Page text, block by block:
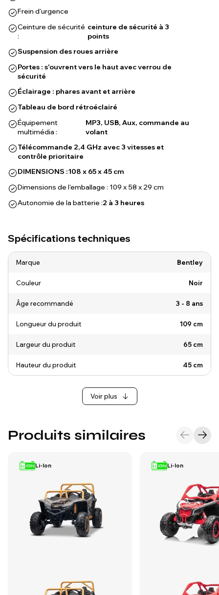
Frein d'urgence
Ceinture de sécurité
:
ceinture de sécurité à 3
points
Suspension des roues arrière
Portes : s'ouvrent vers le haut avec verrou de
sécurité
Éclairage : phares avant et arrière
Tableau de bord rétroéclairé
Équipement
multimédia :
MP3, USB, Aux, commande au
volant
Télécommande 2,4 GHz avec 3 vitesses et
contrôle prioritaire
DIMENSIONS :108 x 65 x 45 cm
Dimensions de l'emballage : 109 x 58 x 29 cm
Autonomie de la batterie :2 à 3 heures
Spécifications techniques
Marque Bentley
Couleur Noir
Âge recommandé 3 - 8 ans
Longueur du produit 109 cm
Largeur du produit 65 cm
Hauteur du produit 45 cm
Voir plus
Produits similaires
Li-Ion Li-Ion